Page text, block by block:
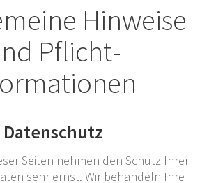
Hinweise
Pflicht­
Datenschutz
Seiten nehmen den Schutz Ihrer
sehr ernst. Wir behandeln Ihre